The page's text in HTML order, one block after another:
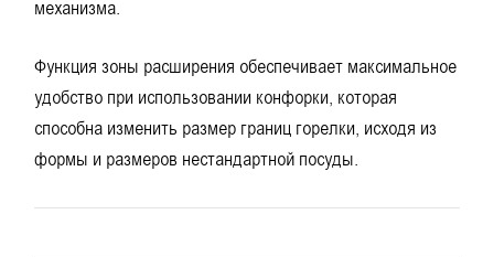
механизма.
Функция зоны расширения обеспечивает максимальное
удобство при использовании конфорки, которая
способна изменить размер границ горелки, исходя из
формы и размеров нестандартной посуды.